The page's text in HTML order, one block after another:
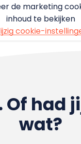
de marketing
inhoud te bekijken
cookie-
Of had
wat?